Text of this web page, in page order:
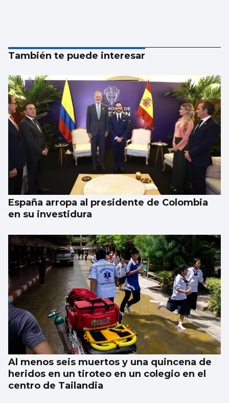
También te puede interesar
España arropa al presidente de Colombia
en su investidura
Al menos seis muertos y una quincena de
heridos en un tiroteo en un colegio en el
centro de Tailandia